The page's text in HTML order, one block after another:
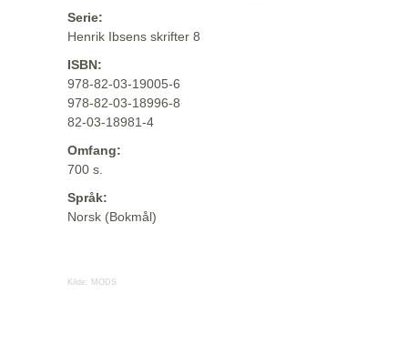
Serie:
Henrik Ibsens skrifter 8
ISBN:
978-82-03-19005-6
978-82-03-18996-8
82-03-18981-4
Omfang:
700 s.
Språk:
Norsk (Bokmål)
Kilde: MODS